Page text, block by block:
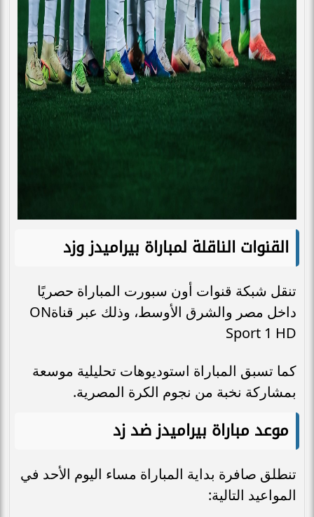
القنوات الناقلة لمباراة بيراميدز وزد
تنقل شبكة قنوات أون سبورت المباراة حصريًا
داخل مصر والشرق الأوسط، وذلك عبر قناةON
Sport 1 HD
كما تسبق المباراة استوديوهات تحليلية موسعة
بمشاركة نخبة من نجوم الكرة المصرية.
موعد مباراة بيراميدز ضد زد
تنطلق صافرة بداية المباراة مساء اليوم الأحد في
المواعيد التالية: